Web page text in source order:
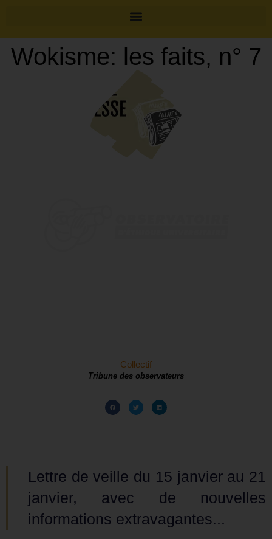
Wokisme: les faits, n° 7
Collectif
Tribune des observateurs
Lettre de veille du 15 janvier au 21
janvier, avec de nouvelles
informations extravagantes...